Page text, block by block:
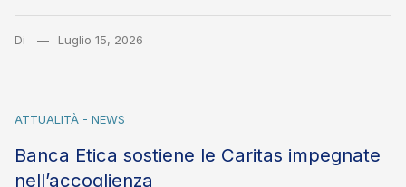
Di Luglio 15, 2026
ATTUALITÀ - NEWS
Banca Etica sostiene le Caritas impegnate
nell’accoglienza